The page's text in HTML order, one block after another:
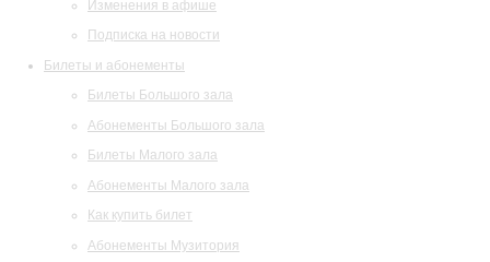
Изменения в афише
Подписка на новости
Билеты и абонементы
Билеты Большого зала
Абонементы Большого зала
Билеты Малого зала
Абонементы Малого зала
Как купить билет
Абонементы Музитория